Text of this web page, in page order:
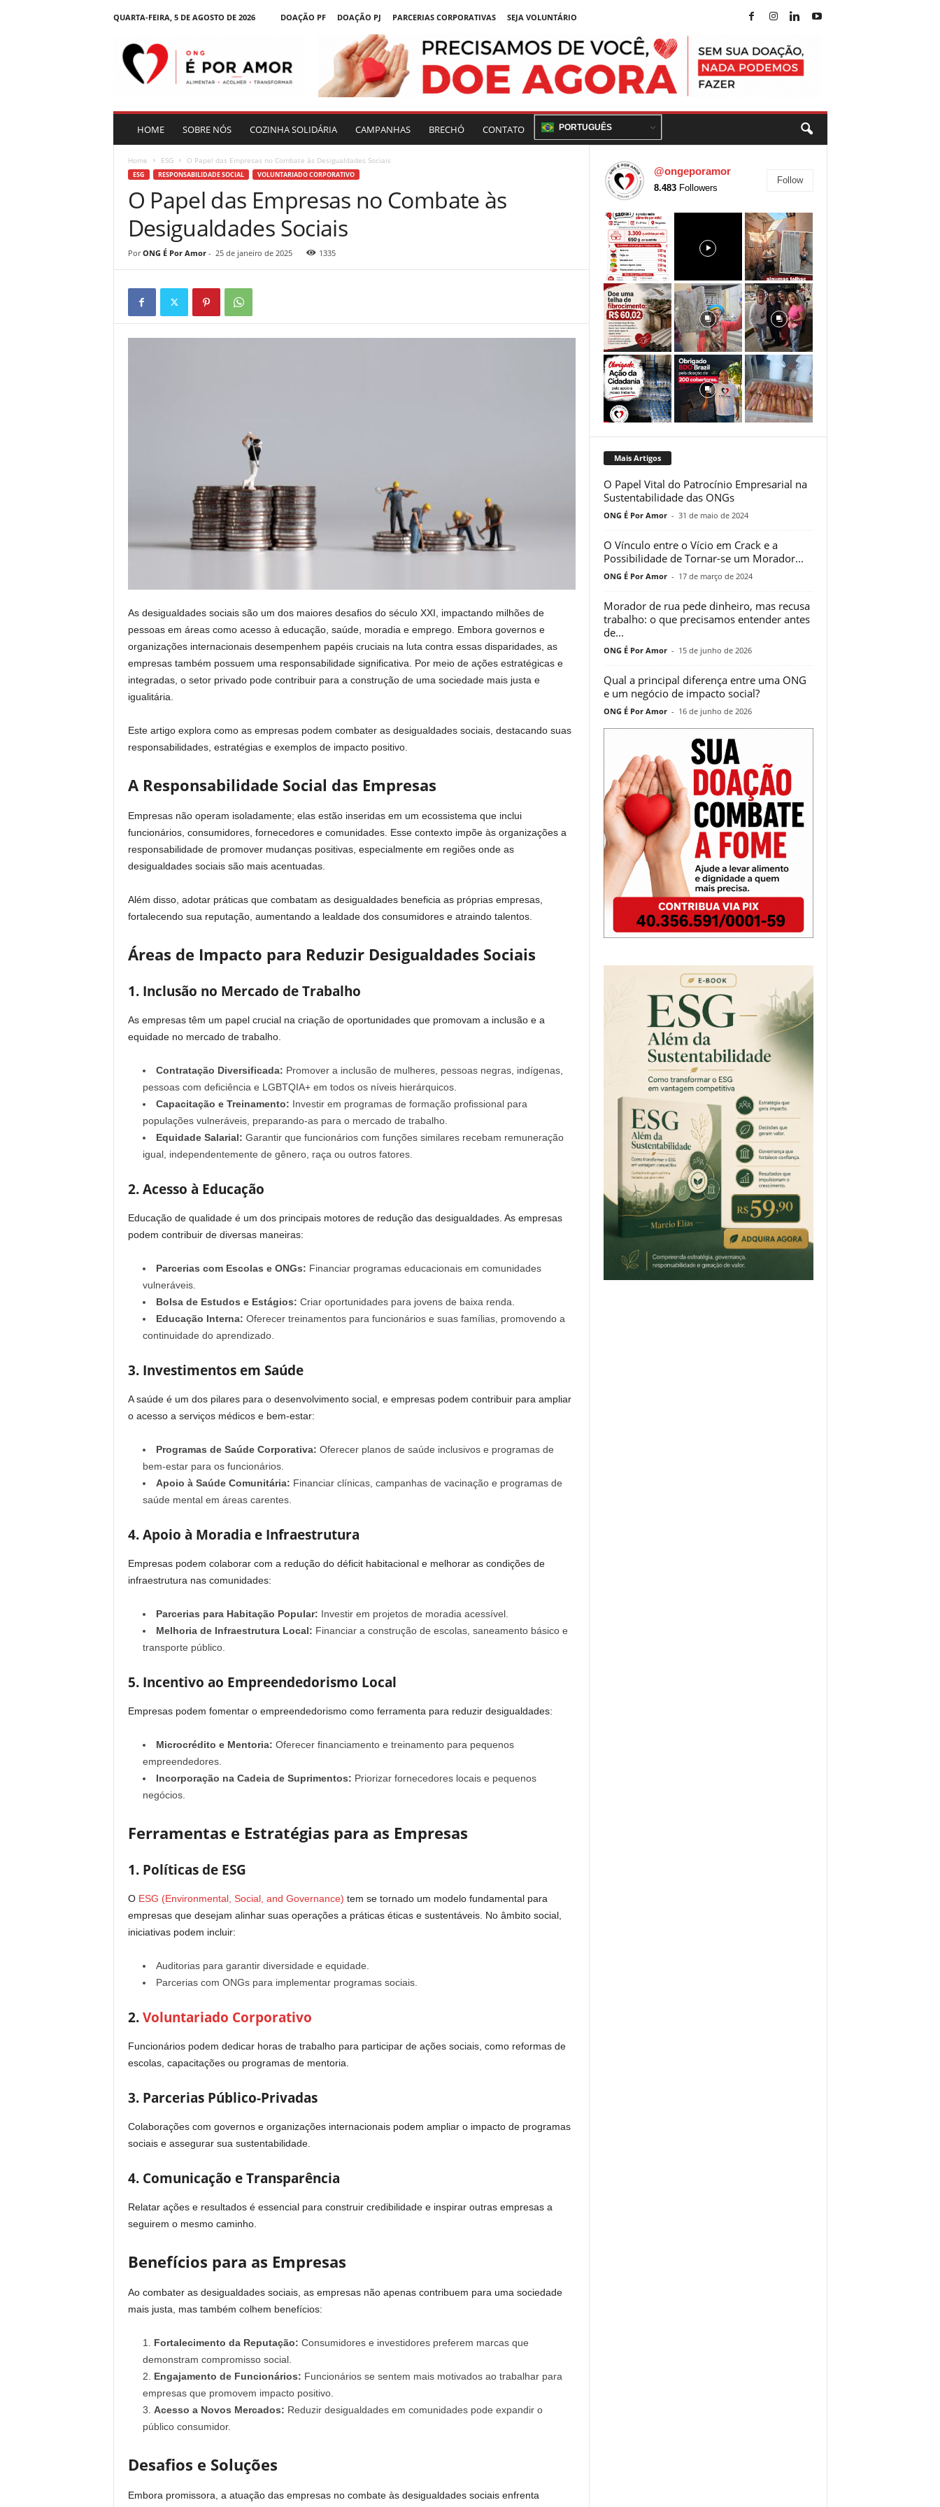
QUARTA-FEIRA, 5 DE AGOSTO DE 2026 DOAÇÃO PF DOAÇÃO PJ PARCERIAS CORPORATIVAS
SEJA VOLUNTÁRIO
HOME SOBRE NÓS COZINHA SOLIDÁRIA CAMPANHAS BRECHÓ CONTATO PORTUGUÊS
Home ESG O Papel das Empresas no Combate às Desigualdades Sociais
ESG RESPONSABILIDADE SOCIAL VOLUNTARIADO CORPORATIVO
O Papel das Empresas no Combate às
Desigualdades Sociais
Por ONG É Por Amor- 25 de janeiro de 2025 1335
As desigualdades sociais são um dos maiores desafios do século XXI, impactando milhões de
pessoas em áreas como acesso à educação, saúde, moradia e emprego. Embora governos e
organizações internacionais desempenhem papéis cruciais na luta contra essas disparidades, as
empresas também possuem uma responsabilidade significativa. Por meio de ações estratégicas e
integradas, o setor privado pode contribuir para a construção de uma sociedade mais justa e
igualitária.
Este artigo explora como as empresas podem combater as desigualdades sociais, destacando suas
responsabilidades, estratégias e exemplos de impacto positivo.
A Responsabilidade Social das Empresas
Empresas não operam isoladamente; elas estão inseridas em um ecossistema que inclui
funcionários, consumidores, fornecedores e comunidades. Esse contexto impõe às organizações a
responsabilidade de promover mudanças positivas, especialmente em regiões onde as
desigualdades sociais são mais acentuadas.
Além disso, adotar práticas que combatam as desigualdades beneficia as próprias empresas,
fortalecendo sua reputação, aumentando a lealdade dos consumidores e atraindo talentos.
Áreas de Impacto para Reduzir Desigualdades Sociais
1. Inclusão no Mercado de Trabalho
As empresas têm um papel crucial na criação de oportunidades que promovam a inclusão e a
equidade no mercado de trabalho.
Contratação Diversificada: Promover a inclusão de mulheres, pessoas negras, indígenas,
pessoas com deficiência e LGBTQIA+ em todos os níveis hierárquicos.
Capacitação e Treinamento: Investir em programas de formação profissional para
populações vulneráveis, preparando-as para o mercado de trabalho.
Equidade Salarial: Garantir que funcionários com funções similares recebam remuneração
igual, independentemente de gênero, raça ou outros fatores.
2. Acesso à Educação
Educação de qualidade é um dos principais motores de redução das desigualdades. As empresas
podem contribuir de diversas maneiras:
Parcerias com Escolas e ONGs: Financiar programas educacionais em comunidades
vulneráveis.
Bolsa de Estudos e Estágios: Criar oportunidades para jovens de baixa renda.
Educação Interna: Oferecer treinamentos para funcionários e suas famílias, promovendo a
continuidade do aprendizado.
3. Investimentos em Saúde
A saúde é um dos pilares para o desenvolvimento social, e empresas podem contribuir para ampliar
o acesso a serviços médicos e bem-estar:
Programas de Saúde Corporativa: Oferecer planos de saúde inclusivos e programas de
bem-estar para os funcionários.
Apoio à Saúde Comunitária: Financiar clínicas, campanhas de vacinação e programas de
saúde mental em áreas carentes.
4. Apoio à Moradia e Infraestrutura
Empresas podem colaborar com a redução do déficit habitacional e melhorar as condições de
infraestrutura nas comunidades:
Parcerias para Habitação Popular: Investir em projetos de moradia acessível.
Melhoria de Infraestrutura Local: Financiar a construção de escolas, saneamento básico e
transporte público.
5. Incentivo ao Empreendedorismo Local
Empresas podem fomentar o empreendedorismo como ferramenta para reduzir desigualdades:
Microcrédito e Mentoria: Oferecer financiamento e treinamento para pequenos
empreendedores.
Incorporação na Cadeia de Suprimentos: Priorizar fornecedores locais e pequenos
negócios.
Ferramentas e Estratégias para as Empresas
1. Políticas de ESG
O ESG (Environmental, Social, and Governance) tem se tornado um modelo fundamental para
empresas que desejam alinhar suas operações a práticas éticas e sustentáveis. No âmbito social,
iniciativas podem incluir:
Auditorias para garantir diversidade e equidade.
Parcerias com ONGs para implementar programas sociais.
2.Voluntariado Corporativo
Funcionários podem dedicar horas de trabalho para participar de ações sociais, como reformas de
escolas, capacitações ou programas de mentoria.
3. Parcerias Público-Privadas
Colaborações com governos e organizações internacionais podem ampliar o impacto de programas
sociais e assegurar sua sustentabilidade.
4. Comunicação e Transparência
Relatar ações e resultados é essencial para construir credibilidade e inspirar outras empresas a
seguirem o mesmo caminho.
Benefícios para as Empresas
Ao combater as desigualdades sociais, as empresas não apenas contribuem para uma sociedade
mais justa, mas também colhem benefícios:
Fortalecimento da Reputação: Consumidores e investidores preferem marcas que
demonstram compromisso social.
Engajamento de Funcionários: Funcionários se sentem mais motivados ao trabalhar para
empresas que promovem impacto positivo.
Acesso a Novos Mercados: Reduzir desigualdades em comunidades pode expandir o
público consumidor.
Desafios e Soluções
Embora promissora, a atuação das empresas no combate às desigualdades sociais enfrenta
@ongeporamor
8.483Followers
Follow
Mais Artigos
O Papel Vital do Patrocínio Empresarial na
Sustentabilidade das ONGs
ONG É Por Amor - 31 de maio de 2024
O Vínculo entre o Vício em Crack e a
Possibilidade de Tornar-se um Morador...
ONG É Por Amor - 17 de março de 2024
Morador de rua pede dinheiro, mas recusa
trabalho: o que precisamos entender antes
de...
ONG É Por Amor - 15 de junho de 2026
Qual a principal diferença entre uma ONG
e um negócio de impacto social?
ONG É Por Amor - 16 de junho de 2026